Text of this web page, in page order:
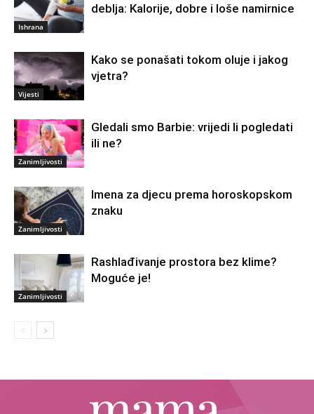
Ishrana
deblja: Kalorije, dobre i loše namirnice
Vijesti
Kako se ponašati tokom oluje i jakog
vjetra?
Zanimljivosti
Gledali smo Barbie: vrijedi li pogledati
ili ne?
Zanimljivosti
Imena za djecu prema horoskopskom
znaku
Zanimljivosti
Rashlađivanje prostora bez klime?
Moguće je!